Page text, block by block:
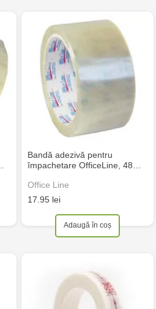
Bandă adezivă pentru
împachetare OfficeLine, 48…
Office Line
17.95 lei
Adaugă în coș